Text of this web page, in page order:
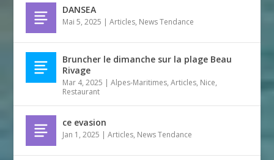
DANSEA
Mai 5, 2025 |Articles, News Tendance
Bruncher le dimanche sur la plage Beau
Rivage
Mar 4, 2025 |Alpes-Maritimes,Articles, Nice,
Restaurant
ce evasion
Jan 1, 2025 |Articles, News Tendance